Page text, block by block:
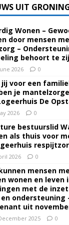
UIT
Wonen –
door mensen
–
behoort te
2026 0
jij voor een
je
De
2026 0
bestuurslid
als thuis voor
2026 0
mensen
wonen en leven
met de
ondersteuning
uit
2025 0